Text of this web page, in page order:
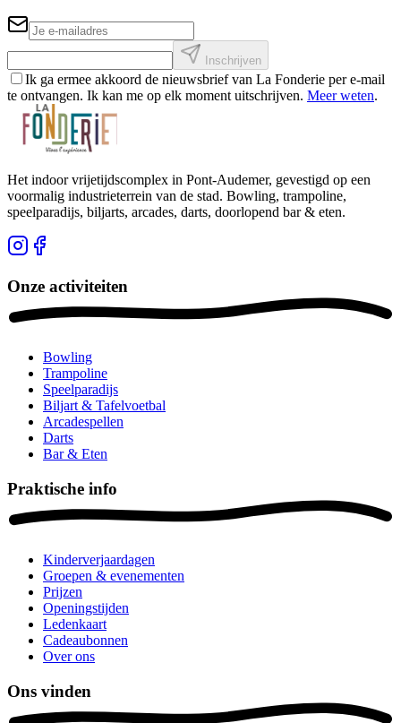
Inschrijven
Ik ga ermee akkoord de nieuwsbrief van La Fonderie per e-mail
te ontvangen. Ik kan me op elk moment uitschrijven. Meer weten.
Het indoor vrijetijdscomplex in Pont-Audemer, gevestigd op een
voormalig industrieterrein van de stad. Bowling, trampoline,
speelparadijs, biljarts, arcades, darts, doorlopend bar & eten.
Onze activiteiten
Bowling
Trampoline
Speelparadijs
Biljart & Tafelvoetbal
Arcadespellen
Darts
Bar & Eten
Praktische info
Kinderverjaardagen
Groepen & evenementen
Prijzen
Openingstijden
Ledenkaart
Cadeaubonnen
Over ons
Ons vinden